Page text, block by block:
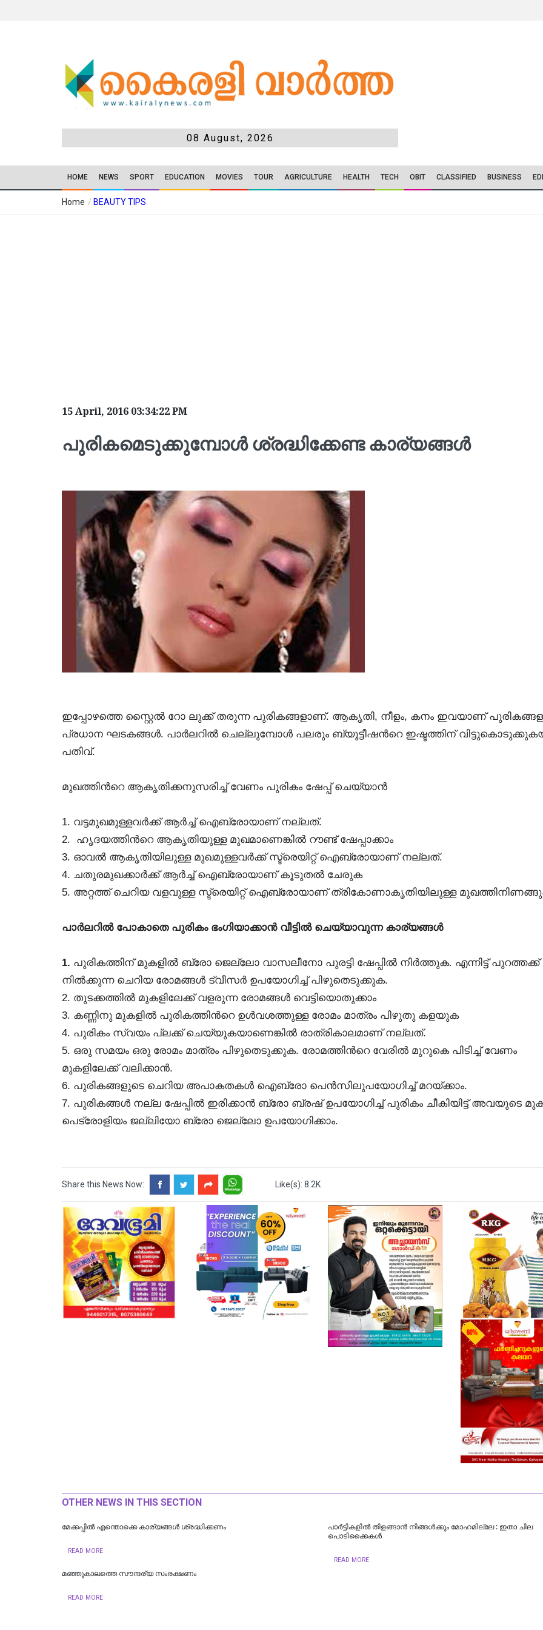
08 August, 2026
HOME NEWS SPORT EDUCATION MOVIES TOUR AGRICULTURE HEALTH TECH OBIT CLASSIFIED BUSINESS
Home / BEAUTY TIPS
15 April, 2016 03:34:22 PM
പുരികമെടുക്കുമ്പോള്‍ ശ്രദ്ധിക്കേണ്ട കാര്യങ്ങള്‍
ഇപ്പോഴത്തെ സ്റ്റൈല്‍ റോ ലുക്ക് തരുന്ന പുരികങ്ങളാണ്. ആകൃതി, നീളം, കനം ഇവയാണ്
പ്രധാന ഘടകങ്ങള്‍. പാര്‍ലറില്‍ ചെല്ലുമ്പോള്‍ പലരും ബ്യൂട്ടീഷന്‍റെ ഇഷ്ടത്തിന്
പതിവ്.
മുഖത്തിന്‍റെ ആകൃതിക്കനുസരിച്ച് വേണം പുരികം ഷേപ്പ് ചെയ്യാന്‍
1. വട്ടമുഖമുള്ളവര്‍ക്ക് ആര്‍ച്ച് ഐബ്രോയാണ് നല്ലത്.
2. ഹൃദയത്തിന്‍റെ ആകൃതിയുള്ള മുഖമാണെങ്കില്‍ റൗണ്ട് ഷേപ്പാക്കാം
3. ഓവല്‍ ആകൃതിയിലുള്ള മുഖമുള്ളവര്‍ക്ക് സ്ട്രെയിറ്റ് ഐബ്രോയാണ് നല്ലത്.
4. ചതുരമുഖക്കാര്‍ക്ക് ആര്‍ച്ച് ഐബ്രോയാണ് കൂടുതല്‍ ചേരുക
5. അറ്റത്ത് ചെറിയ വളവുള്ള സ്ട്രെയിറ്റ് ഐബ്രോയാണ് ത്രികോണാകൃതിയിലുള്ള
പാര്‍ലറില്‍ പോകാതെ പുരികം ഭംഗിയാക്കാന്‍ വീട്ടില്‍ ചെയ്യാവുന്ന കാര്യങ്ങള്‍
1. പുരികത്തിന് മുകളില്‍ ബ്രോ ജെല്ലോ വാസലീനോ പുരട്ടി ഷേപ്പില്‍ നിര്‍ത്തുക. എന്നിട്ട് പുറത്തക്ക്
നില്‍ക്കുന്ന ചെറിയ രോമങ്ങള്‍ ട്വീസര്‍ ഉപയോഗിച്ച് പിഴുതെടുക്കുക.
2. തുടക്കത്തില്‍ മുകളിലേക്ക് വളരുന്ന രോമങ്ങള്‍ വെട്ടിയൊതുക്കാം
3. കണ്ണിനു മുകളില്‍ പുരികത്തിന്‍റെ ഉള്‍വശത്തുള്ള രോമം മാത്രം പിഴുതു കളയുക
4. പുരികം സ്വയം പ്ലക്ക് ചെയ്യുകയാണെങ്കില്‍ രാത്രികാലമാണ് നല്ലത്.
5. ഒരു സമയം ഒരു രോമം മാത്രം പിഴുതെടുക്കുക. രോമത്തിന്‍റെ വേരില്‍ മുറുകെ പിടിച്ച് വേണം
മുകളിലേക്ക് വലിക്കാന്‍.
6. പുരികങ്ങളുടെ ചെറിയ അപാകതകള്‍ ഐബ്രോ പെന്‍സിലുപയോഗിച്ച് മറയ്ക്കാം.
7. പുരികങ്ങള്‍ നല്ല ഷേപ്പില്‍ ഇരിക്കാന്‍ ബ്രോ ബ്രഷ് ഉപയോഗിച്ച് പുരികം ചീകിയിട്ട് അവയുടെ
പെട്രോളിയം ജല്ലിയോ ബ്രോ ജെല്ലോ ഉപയോഗിക്കാം.
Share this News Now: Like(s): 8.2K
OTHER NEWS IN THIS SECTION
മേക്കപ്പില്‍ എന്തൊക്കെ കാര്യങ്ങള്‍ ശ്രദ്ധിക്കണം
READ MORE
പാര്‍ട്ടികളില്‍ തിളങ്ങാന്‍ നിങ്ങള്‍ക്കും മോഹമില്ലേ : ഇതാ ചില
പൊടിക്കൈകള്‍
READ MORE
മഞ്ഞുകാലത്തെ സൗന്ദര്യ സംരക്ഷണം
READ MORE